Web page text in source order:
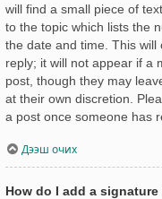
will find a small piece of
to the topic which lists the
the date and time. This
reply; it will not appear if a
post, though they may
at their own discretion.
a post once someone has
Дээш очих
How do I add a